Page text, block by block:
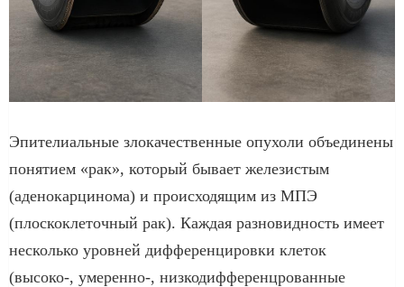
Эпителиальные злокачественные опухоли объединены
понятием «рак», который бывает железистым
(аденокарцинома) и происходящим из МПЭ
(плоскоклеточный рак). Каждая разновидность имеет
несколько уровней дифференцировки клеток
(высоко-, умеренно-, низкодифференцрованные